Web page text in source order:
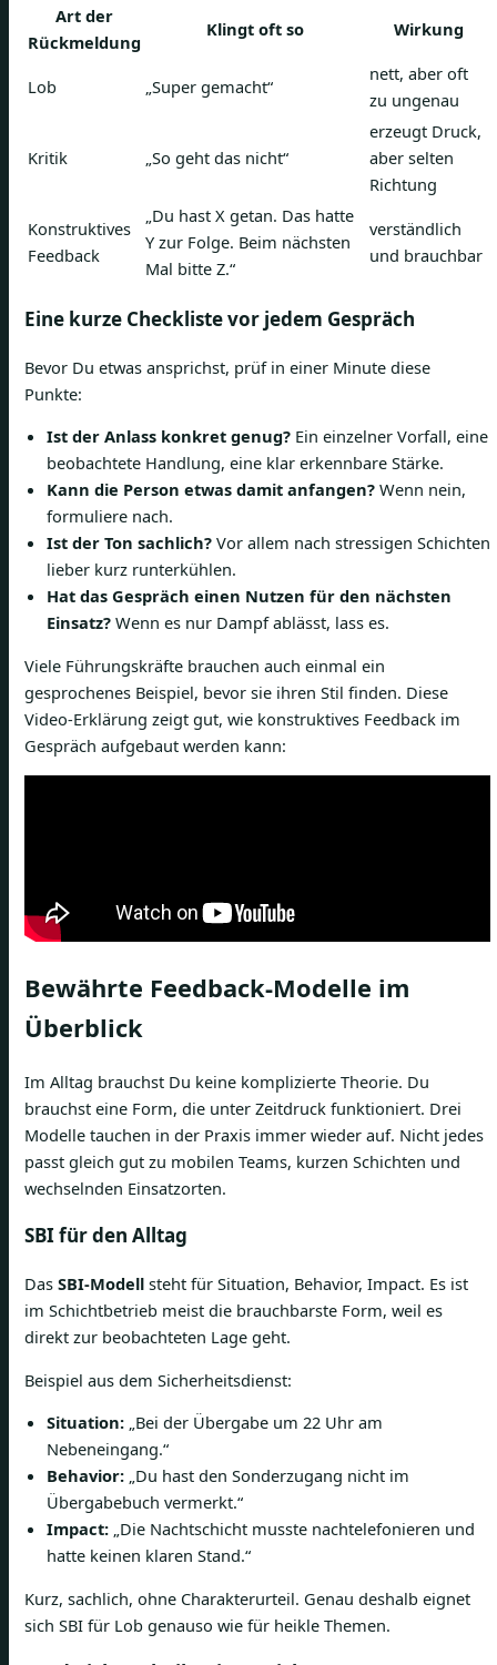
Art der
Rückmeldung
Klingt oft so Wirkung
Lob „Super gemacht“
nett, aber oft
zu ungenau
Kritik „So geht das nicht“
erzeugt Druck,
aber selten
Richtung
Konstruktives
Feedback
„Du hast X getan. Das hatte
Y zur Folge. Beim nächsten
Mal bitte Z.“
verständlich
und brauchbar
Eine kurze Checkliste vor jedem Gespräch
Bevor Du etwas ansprichst, prüf in einer Minute diese
Punkte:
Ist der Anlass konkret genug? Ein einzelner Vorfall, eine
beobachtete Handlung, eine klar erkennbare Stärke.
Kann die Person etwas damit anfangen? Wenn nein,
formuliere nach.
Ist der Ton sachlich? Vor allem nach stressigen Schichten
lieber kurz runterkühlen.
Hat das Gespräch einen Nutzen für den nächsten
Einsatz? Wenn es nur Dampf ablässt, lass es.
Viele Führungskräfte brauchen auch einmal ein
gesprochenes Beispiel, bevor sie ihren Stil finden. Diese
Video-Erklärung zeigt gut, wie konstruktives Feedback im
Gespräch aufgebaut werden kann:
Bewährte Feedback-Modelle im
Überblick
Im Alltag brauchst Du keine komplizierte Theorie. Du
brauchst eine Form, die unter Zeitdruck funktioniert. Drei
Modelle tauchen in der Praxis immer wieder auf. Nicht jedes
passt gleich gut zu mobilen Teams, kurzen Schichten und
wechselnden Einsatzorten.
SBI für den Alltag
Das SBI-Modell steht für Situation, Behavior, Impact. Es ist
im Schichtbetrieb meist die brauchbarste Form, weil es
direkt zur beobachteten Lage geht.
Beispiel aus dem Sicherheitsdienst:
Situation: „Bei der Übergabe um 22 Uhr am
Nebeneingang.“
Behavior: „Du hast den Sonderzugang nicht im
Übergabebuch vermerkt.“
Impact: „Die Nachtschicht musste nachtelefonieren und
hatte keinen klaren Stand.“
Kurz, sachlich, ohne Charakterurteil. Genau deshalb eignet
sich SBI für Lob genauso wie für heikle Themen.